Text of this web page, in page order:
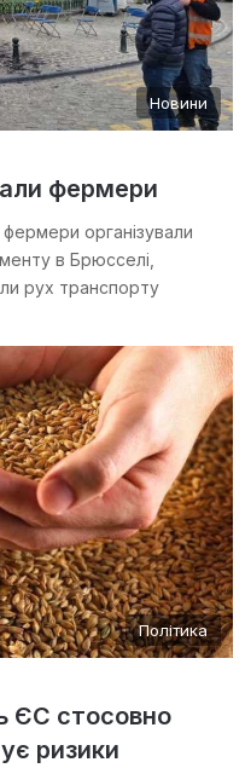
Новини
фермери
організували
в Брюсселі,
рух транспорту
Політика
ЄС стосовно
ризики